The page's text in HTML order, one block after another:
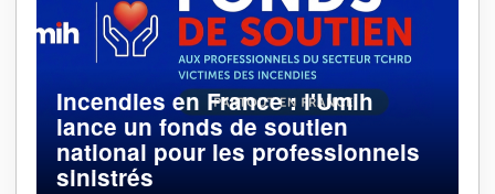
Incendies en France : l'Umih
lance un fonds de soutien
national pour les professionnels
sinistrés